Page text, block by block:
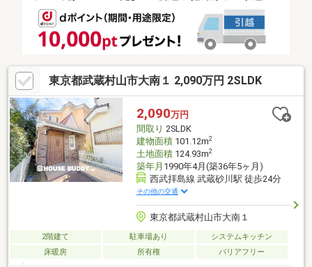
ント情報」をご覧ください☆＊いつでもお気軽にお問い合わせく
ださい♪
東京都武蔵村山市大南１ 2,090万円 2SLDK
2,090万円
間取り 2SLDK
建物面積101.12m2
土地面積124.93m2
築年月 1990年4月(築36年5ヶ月)
西武拝島線 武蔵砂川駅 徒歩24分
その他の交通
東京都武蔵村山市大南１
2階建て 駐車場あり
システムキッチン
床暖房
所有権 バリアフリー